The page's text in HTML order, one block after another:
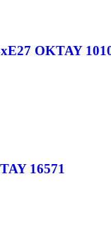
OKTAY
16571